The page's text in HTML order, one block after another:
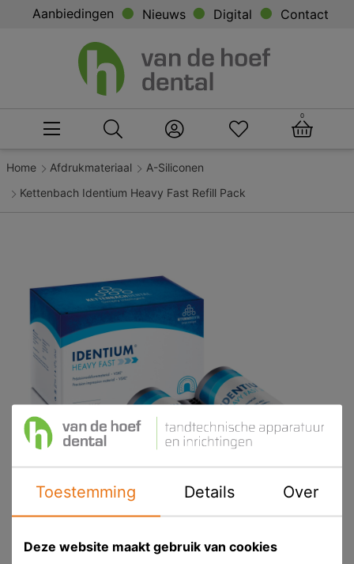
Aanbiedingen Nieuws Digital Contact
0
Home Afdrukmateriaal
A-Siliconen
Kettenbach Identium Heavy Fast Refill Pack
Toestemming Details Over
Deze website maakt gebruik van cookies